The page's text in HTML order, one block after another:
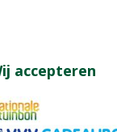
accepteren